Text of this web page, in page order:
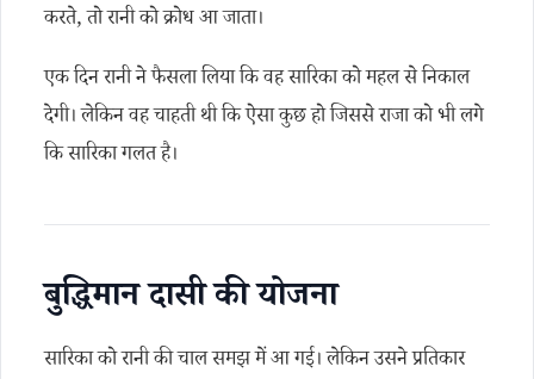
करते, तो रानी को क्रोध आ जाता।
एक दिन रानी ने फैसला लिया कि वह सारिका को महल से निकाल
देगी। लेकिन वह चाहती थी कि ऐसा कुछ हो जिससे राजा को भी लगे
कि सारिका गलत है।
बुद्धिमान दासी की योजना
सारिका को रानी की चाल समझ में आ गई। लेकिन उसने प्रतिकार